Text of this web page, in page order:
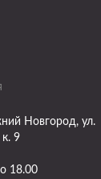
Новгород, ул.
9
18.00